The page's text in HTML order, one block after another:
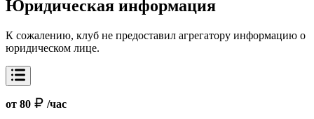
Юридическая информация
К сожалению, клуб не предоставил агрегатору информацию о
юридическом лице.
от 80 /час